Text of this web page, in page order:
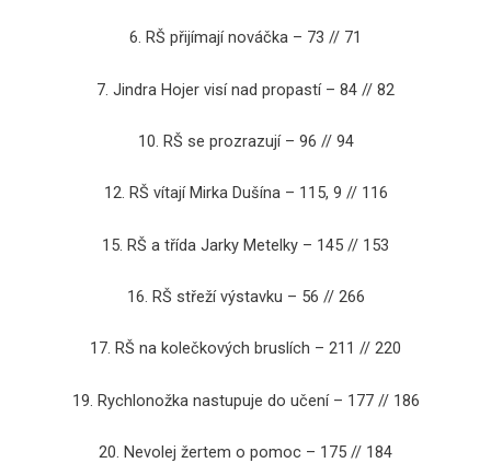
6. RŠ přijímají nováčka – 73 // 71
7. Jindra Hojer visí nad propastí – 84 // 82
10. RŠ se prozrazují – 96 // 94
12. RŠ vítají Mirka Dušína – 115, 9 // 116
15. RŠ a třída Jarky Metelky – 145 // 153
16. RŠ střeží výstavku – 56 // 266
17. RŠ na kolečkových bruslích – 211 // 220
19. Rychlonožka nastupuje do učení – 177 // 186
20. Nevolej žertem o pomoc – 175 // 184